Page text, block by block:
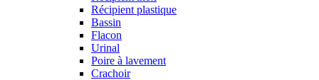
Récipient plastique
Bassin
Flacon
Urinal
Poire à lavement
Crachoir